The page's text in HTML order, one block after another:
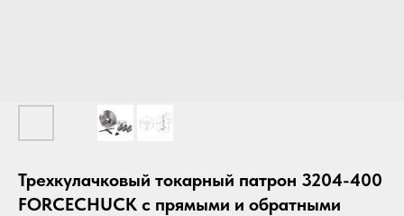
Трехкулачковый токарный патрон 3204-400
FORCECHUCK с прямыми и обратными